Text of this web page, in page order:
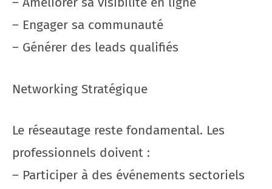
– Engager sa communauté
– Générer des leads qualifiés
Networking Stratégique
Le réseautage reste fondamental. Les
professionnels doivent :
– Participer à des événements sectoriels